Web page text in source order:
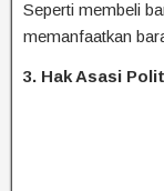
Seperti membeli
memanfaatkan
3. Hak Asasi